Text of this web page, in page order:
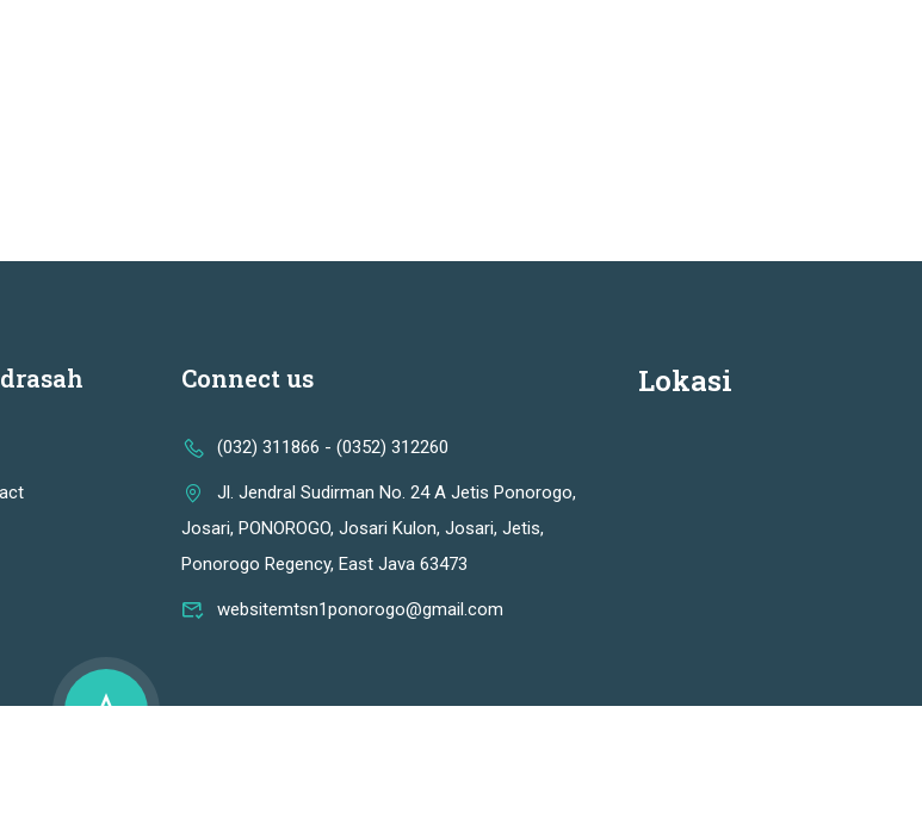
Connect us
(032) 311866 - (0352) 312260
Jl. Jendral Sudirman No. 24 A Jetis Ponorogo,
Josari, PONOROGO, Josari Kulon, Josari, Jetis,
Ponorogo Regency, East Java 63473
websitemtsn1ponorogo@gmail.com
Lokasi